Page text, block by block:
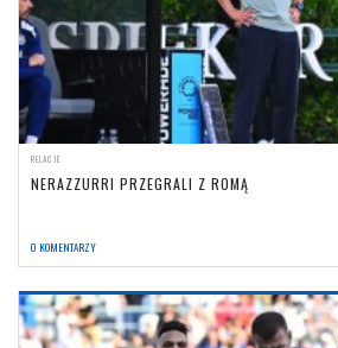
RELACJE
NERAZZURRI PRZEGRALI Z ROMĄ
0 KOMENTARZY